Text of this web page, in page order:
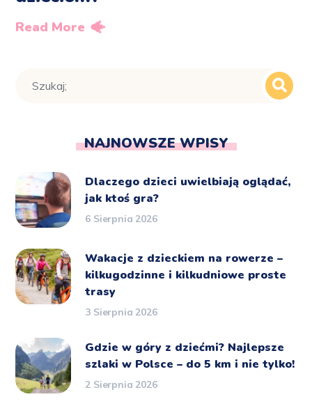
Read More
NAJNOWSZE WPISY
Dlaczego dzieci uwielbiają oglądać,
jak ktoś gra?
6 Sierpnia 2026
Wakacje z dzieckiem na rowerze –
kilkugodzinne i kilkudniowe proste
trasy
3 Sierpnia 2026
Gdzie w góry z dziećmi? Najlepsze
szlaki w Polsce – do 5 km i nie tylko!
2 Sierpnia 2026